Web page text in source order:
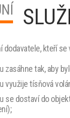
dodavatele, kteří
zasáhne tak, aby
využije tísňová
se dostaví do